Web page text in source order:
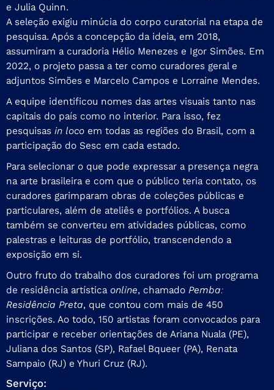
e Julia Quinn.
A seleção exigiu minúcia do corpo curatorial na etapa de
pesquisa. Após a concepção da ideia, em 2018,
assumiram a curadoria Hélio Menezes e Igor Simões. Em
2022, o projeto passa a ter como curadores geral e
adjuntos Simões e Marcelo Campos e Lorraine Mendes.
A equipe identificou nomes das artes visuais tanto nas
capitais do país como no interior. Para isso, fez
pesquisas in loco em todas as regiões do Brasil, com a
participação do Sesc em cada estado.
Para selecionar o que pode expressar a presença negra
na arte brasileira e com que o público teria contato, os
curadores garimparam obras de coleções públicas e
particulares, além de ateliês e portfólios. A busca
também se converteu em atividades públicas, como
palestras e leituras de portfólio, transcendendo a
exposição em si.
Outro fruto do trabalho dos curadores foi um programa
de residência artística online, chamado Pemba:
Residência Preta, que contou com mais de 450
inscrições. Ao todo, 150 artistas foram convocados para
participar e receber orientações de Ariana Nuala (PE),
Juliana dos Santos (SP), Rafael Bqueer (PA), Renata
Sampaio (RJ) e Yhuri Cruz (RJ).
Serviço: